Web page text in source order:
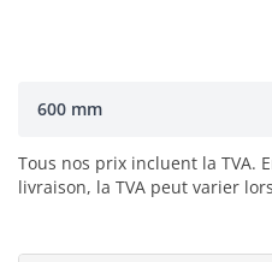
600 mm
Tous nos prix incluent la TVA.
livraison, la TVA peut varier